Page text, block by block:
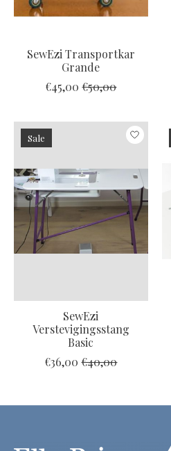
SewEzi Transportkar
Grande
€45,00 €50,00
Sale
SewEzi
Verstevigingsstang
Basic
€36,00 €40,00